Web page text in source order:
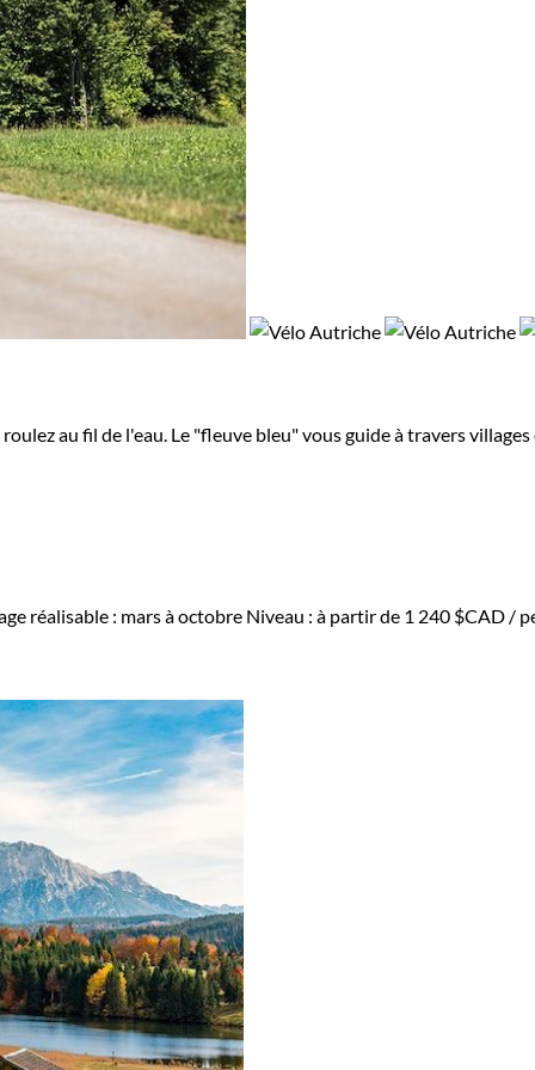
au fil de l'eau. Le "fleuve bleu" vous guide à travers
réalisable : mars à octobre Niveau : à partir de 1 240 $CAD /